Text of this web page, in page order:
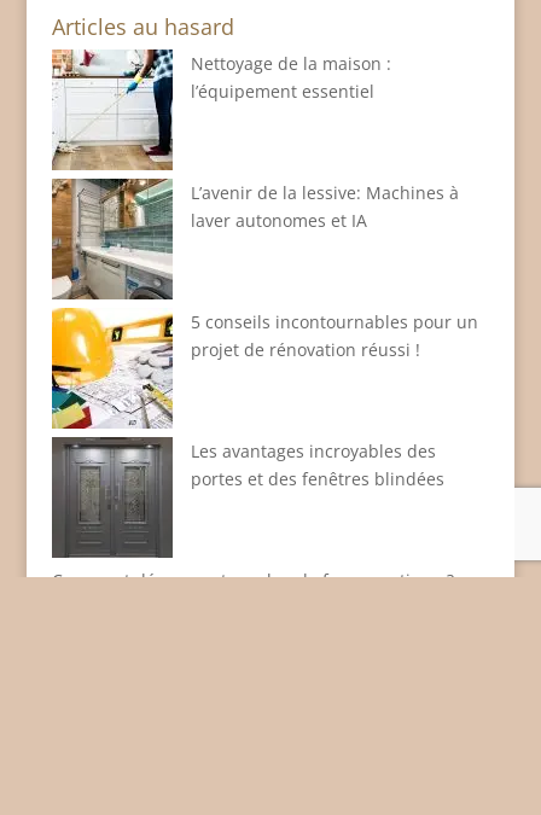
Articles au hasard
Nettoyage de la maison :
l’équipement essentiel
L’avenir de la lessive: Machines à
laver autonomes et IA
5 conseils incontournables pour un
projet de rénovation réussi !
Les avantages incroyables des
portes et des fenêtres blindées
Comment décorer votre salon de façon pratique ?